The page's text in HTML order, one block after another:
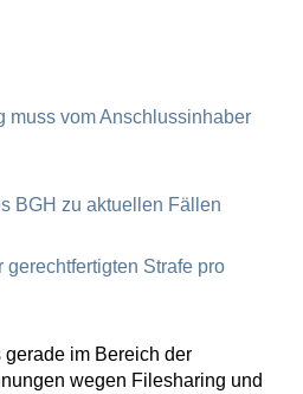
muss vom Anschlussinhaber
BGH zu aktuellen Fällen
gerechtfertigten Strafe pro
gerade im Bereich der
wegen Filesharing und